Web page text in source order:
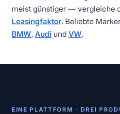
meist günstiger — vergleiche
Leasingfaktor. Beliebte
BMW, Audi und VW.
EINE PLATTFORM · DREI